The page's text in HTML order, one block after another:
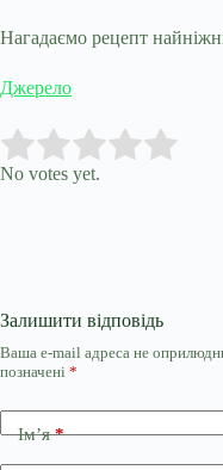
Нагадаємо рецепт
Джерело
Rate this item:
No votes yet.
Залишити відповідь
Ваша e-mail адреса не
позначені *
Ім’я*